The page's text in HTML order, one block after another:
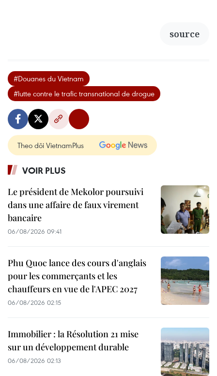
source
#Douanes du Vietnam
#lutte contre le trafic transnational de drogue
Theo dõi VietnamPlus
VOIR PLUS
Le président de Mekolor poursuivi
dans une affaire de faux virement
bancaire
06/08/2026 09:41
Phu Quoc lance des cours d'anglais
pour les commerçants et les
chauffeurs en vue de l'APEC 2027
06/08/2026 02:15
Immobilier : la Résolution 21 mise
sur un développement durable
06/08/2026 02:13